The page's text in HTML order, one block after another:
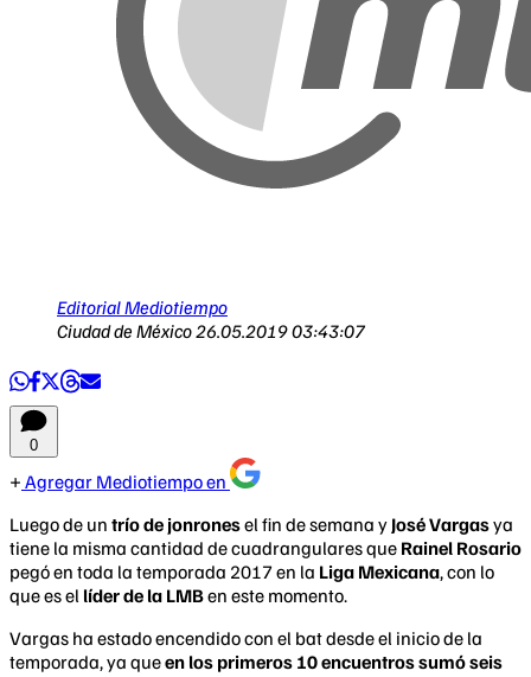
Editorial Mediotiempo
Ciudad de México26.05.2019 03:43:07
0
Agregar Mediotiempo en
Luego de un trío de jonronesel fin de semana y José Vargasya
tiene la misma cantidad de cuadrangulares que Rainel Rosario
pegó en toda la temporada 2017 en la Liga Mexicana, con lo
que es el líder de la LMBen este momento.
Vargas ha estado encendido con el bat desde el inicio de la
temporada, ya queen los primeros 10 encuentros sumó seis